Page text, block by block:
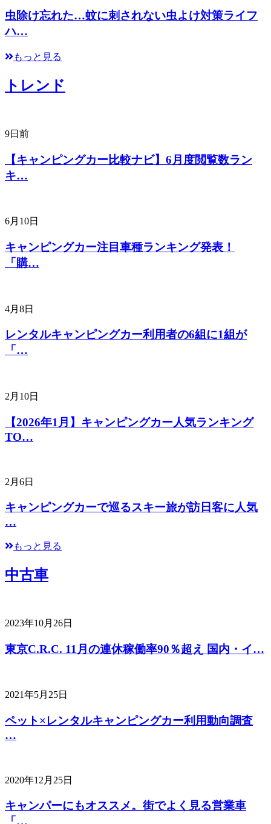
虫除け忘れた…蚊に刺されない虫よけ対策ライフ
ハ…
もっと見る
トレンド
9日前
【キャンピングカー比較ナビ】6月度閲覧数ラン
キ…
6月10日
キャンピングカー注目車種ランキング発表！
「購…
4月8日
レンタルキャンピングカー利用者の6組に1組が
「…
2月10日
【2026年1月】キャンピングカー人気ランキング
TO…
2月6日
キャンピングカーで巡るスキー旅が訪日客に人気
…
もっと見る
中古車
2023年10月26日
東京C.R.C. 11月の連休稼働率90％超え 国内・イ…
2021年5月25日
ペット×レンタルキャンピングカー利用動向調査
…
2020年12月25日
キャンパーにもオススメ。街でよく見る営業車